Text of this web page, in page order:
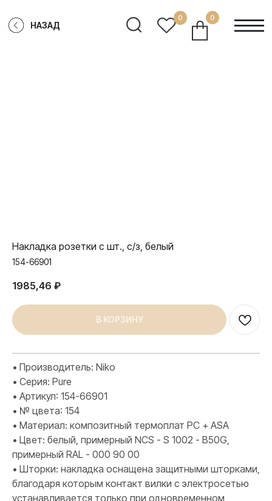
НАЗАД
Накладка розетки с шт., с/з, белый
154-66901
1985,46 ₽
В КОРЗИНУ
• Производитель: Niko
• Серия: Pure
• Артикул: 154-66901
• № цвета: 154
• Материал: композитный термоплат PC + ASA
• Цвет: белый, примерный NCS - S 1002 - B50G,
примерный RAL - 000 90 00
• Шторки: накладка оснащена защитными шторками,
благодаря которым контакт вилки с электросетью
устанавливается только при одновременном